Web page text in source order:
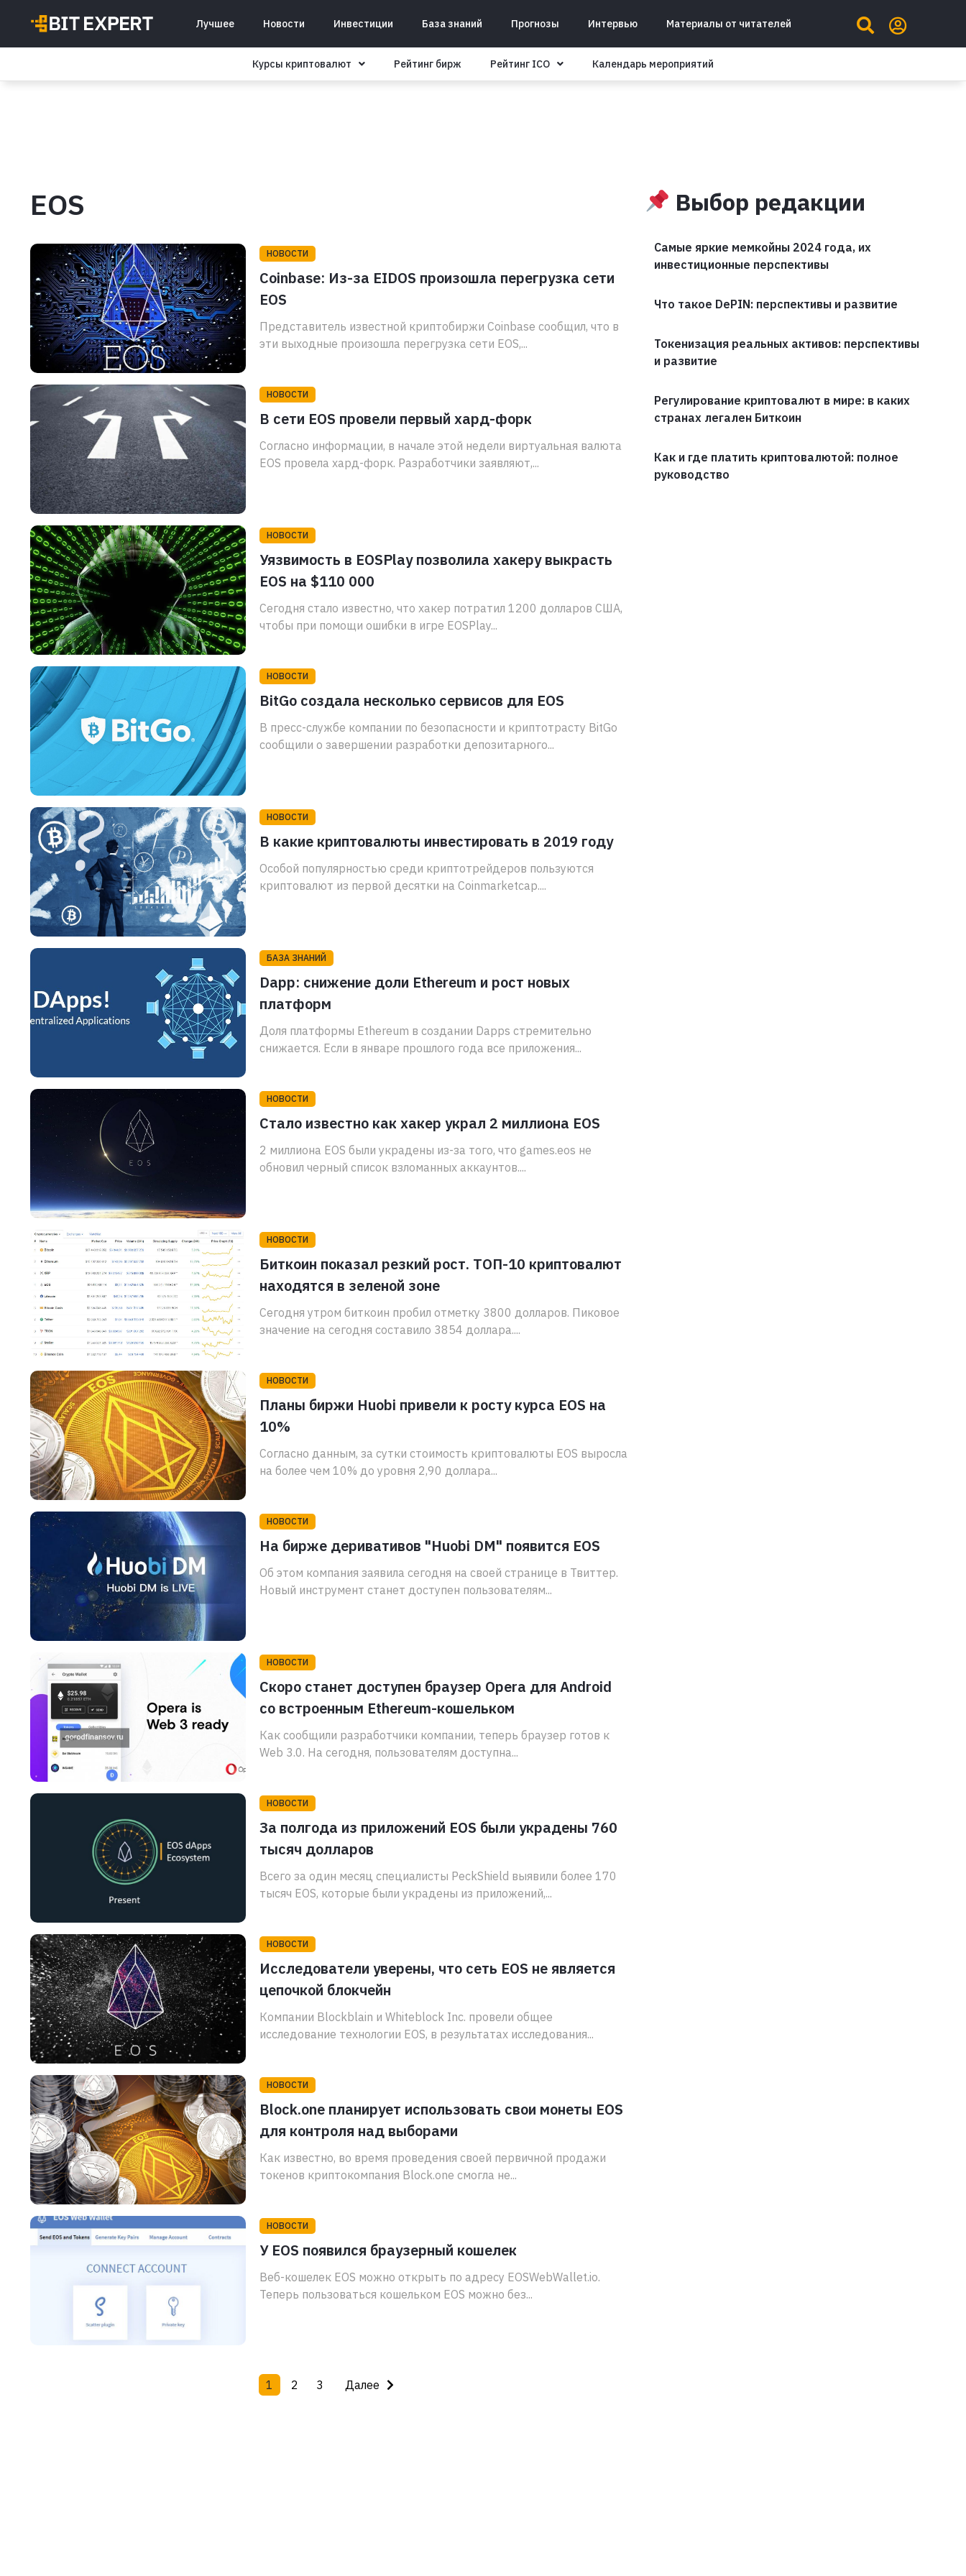
Лучшее Новости Инвестиции База знаний Прогнозы Интервью Материалы от читателей
Курсы криптовалют Рейтинг бирж Рейтинг ICO Календарь мероприятий
EOS
НОВОСТИ
Coinbase: Из-за EIDOS произошла перегрузка сети
EOS
Представитель известной криптобиржи Coinbase сообщил, что в
эти выходные произошла перегрузка сети EOS,...
НОВОСТИ
В сети EOS провели первый хард-форк
Согласно информации, в начале этой недели виртуальная валюта
EOS провела хард-форк. Разработчики заявляют,...
НОВОСТИ
Уязвимость в EOSPlay позволила хакеру выкрасть
EOS на $110 000
Сегодня стало известно, что хакер потратил 1200 долларов США,
чтобы при помощи ошибки в игре EOSPlay...
НОВОСТИ
BitGo создала несколько сервисов для EOS
В пресс-службе компании по безопасности и криптотрасту BitGo
сообщили о завершении разработки депозитарного...
НОВОСТИ
В какие криптовалюты инвестировать в 2019 году
Особой популярностью среди криптотрейдеров пользуются
криптовалют из первой десятки на Coinmarketcap....
БАЗА ЗНАНИЙ
Dapp: снижение доли Ethereum и рост новых
платформ
Доля платформы Ethereum в создании Dapps стремительно
снижается. Если в январе прошлого года все приложения...
НОВОСТИ
Стало известно как хакер украл 2 миллиона EOS
2 миллиона EOS были украдены из-за того, что games.eos не
обновил черный список взломанных аккаунтов....
НОВОСТИ
Биткоин показал резкий рост. ТОП-10 криптовалют
находятся в зеленой зоне
Сегодня утром биткоин пробил отметку 3800 долларов. Пиковое
значение на сегодня составило 3854 доллара....
НОВОСТИ
Планы биржи Huobi привели к росту курса EOS на
10%
Согласно данным, за сутки стоимость криптовалюты EOS выросла
на более чем 10% до уровня 2,90 доллара...
НОВОСТИ
На бирже деривативов "Huobi DM" появится EOS
Об этом компания заявила сегодня на своей странице в Твиттер.
Новый инструмент станет доступен пользователям...
НОВОСТИ
Скоро станет доступен браузер Opera для Android
со встроенным Ethereum-кошельком
Как сообщили разработчики компании, теперь браузер готов к
Web 3.0. На сегодня, пользователям доступна...
НОВОСТИ
За полгода из приложений EOS были украдены 760
тысяч долларов
Всего за один месяц специалисты PeckShield выявили более 170
тысяч EOS, которые были украдены из приложений,...
НОВОСТИ
Исследователи уверены, что сеть EOS не является
цепочкой блокчейн
Компании Blockblain и Whiteblock Inc. провели общее
исследование технологии EOS, в результатах исследования...
НОВОСТИ
Block.one планирует использовать свои монеты EOS
для контроля над выборами
Как известно, во время проведения своей первичной продажи
токенов криптокомпания Block.one смогла не...
НОВОСТИ
У EOS появился браузерный кошелек
Веб-кошелек EOS можно открыть по адресу EOSWebWallet.io.
Теперь пользоваться кошельком EOS можно без...
1 2 3 Далее
Выбор редакции
Самые яркие мемкойны 2024 года, их
инвестиционные перспективы
Что такое DePIN: перспективы и развитие
Токенизация реальных активов: перспективы
и развитие
Регулирование криптовалют в мире: в каких
странах легален Биткоин
Как и где платить криптовалютой: полное
руководство